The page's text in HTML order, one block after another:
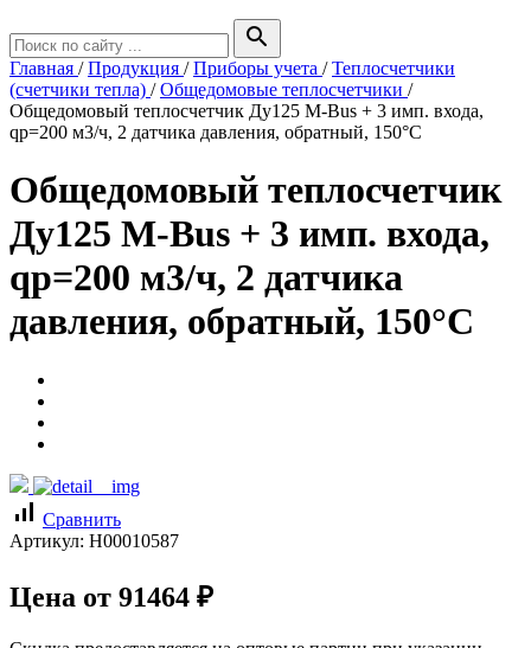
search
Главная /Продукция /Приборы учета /Теплосчетчики
(счетчики тепла) /Общедомовые теплосчетчики /
Общедомовый теплосчетчик Ду125 M-Bus + 3 имп. входа,
qp=200 м3/ч, 2 датчика давления, обратный, 150°C
Общедомовый теплосчетчик
Ду125 M-Bus + 3 имп. входа,
qp=200 м3/ч, 2 датчика
давления, обратный, 150°C
signal_cellular_alt Сравнить
Артикул: Н00010587
Цена от 91464 ₽